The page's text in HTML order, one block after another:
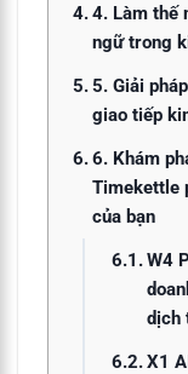
4. Làm thế
ngữ trong
5. Giải
giao tiếp
6. Khám
Timekettle
của bạn
W4
dịch
X1